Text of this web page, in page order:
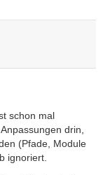
schon mal
drin,
(Pfade, Module
ignoriert.